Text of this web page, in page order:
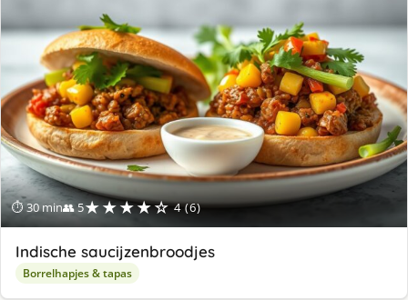
⏱ 30 min👥 5★★★★☆ 4 (6)
Indische saucijzenbroodjes
Borrelhapjes & tapas